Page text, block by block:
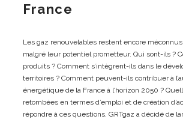
France
Les gaz renouvelables restent encore
malgré leur potentiel prometteur. Qui sont-ils ?
produits ? Comment s’intègrent-ils dans le
territoires ? Comment peuvent-ils contribuer à
énergétique de la France à l’horizon 2050 ?
retombées en termes d’emploi et de création
répondre à ces questions, GRTgaz a décidé de